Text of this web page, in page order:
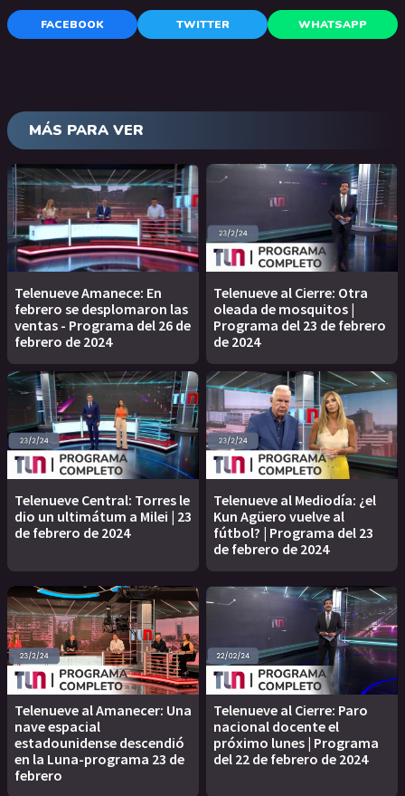
FACEBOOK TWITTER WHATSAPP
MÁS PARA VER
Telenueve Amanece: En
febrero se desplomaron las
ventas - Programa del 26 de
febrero de 2024
Telenueve al Cierre: Otra
oleada de mosquitos |
Programa del 23 de febrero
de 2024
Telenueve Central: Torres le
dio un ultimátum a Milei | 23
de febrero de 2024
Telenueve al Mediodía: ¿el
Kun Agüero vuelve al
fútbol? | Programa del 23
de febrero de 2024
Telenueve al Amanecer: Una
nave espacial
estadounidense descendió
en la Luna-programa 23 de
febrero
Telenueve al Cierre: Paro
nacional docente el
próximo lunes | Programa
del 22 de febrero de 2024